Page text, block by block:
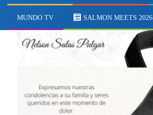
MUNDO TV SALMON MEETS 2026